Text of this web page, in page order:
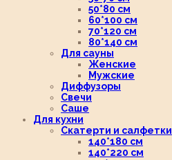
50*80 см
60*100 см
70*120 см
80*140 см
Для сауны
Женские
Мужские
Диффузоры
Свечи
Саше
Для кухни
Скатерти и салфетки
140*180 см
140*220 см